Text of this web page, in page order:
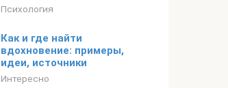
Психология
Как и где найти
вдохновение: примеры,
идеи, источники
Интересно